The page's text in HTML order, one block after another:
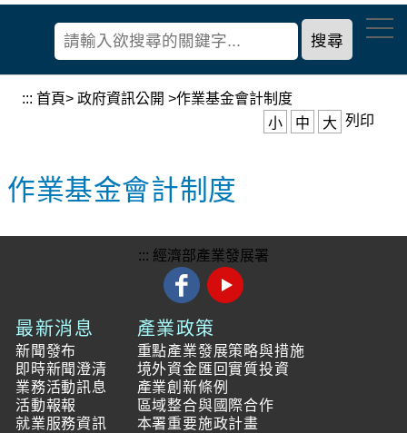
內
::: 首頁> 政府資訊公開 >作業基金會計制度
小
中 大 列印
作業基金會計制度
::: 經濟部產業發展署
最新消息
新聞發布
即時新聞澄清
業務活動訊息
活動報報
就業服務資訊
產業政策
重點產業發展策略與措施
境外資金匯回實質投資
產業創新條例
區域整合與國際合作
本署重要施政計畫